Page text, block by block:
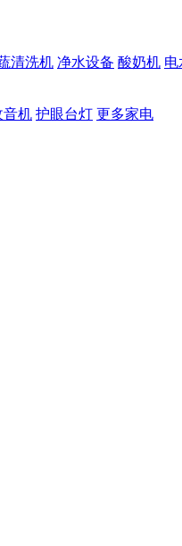
清洗机 净水设备 酸奶机 电
音机 护眼台灯 更多家电